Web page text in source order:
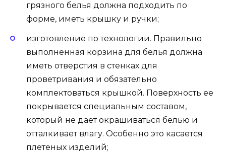
грязного белья должна подходить по
форме, иметь крышку и ручки;
изготовление по технологии. Правильно
выполненная корзина для белья должна
иметь отверстия в стенках для
проветривания и обязательно
комплектоваться крышкой. Поверхность ее
покрывается специальным составом,
который не дает окрашиваться белью и
отталкивает влагу. Особенно это касается
плетеных изделий;